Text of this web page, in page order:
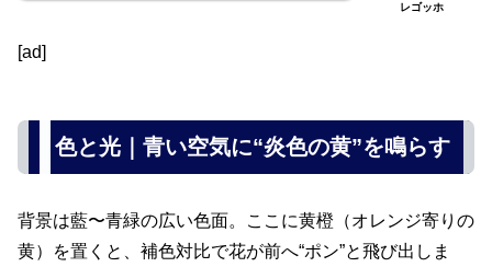
レゴッホ
[ad]
色と光｜青い空気に“炎色の黄”を鳴らす
背景は藍〜青緑の広い色面。ここに黄橙（オレンジ寄りの
黄）を置くと、補色対比で花が前へ“ポン”と飛び出しま